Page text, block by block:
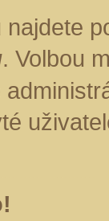
. Volbou